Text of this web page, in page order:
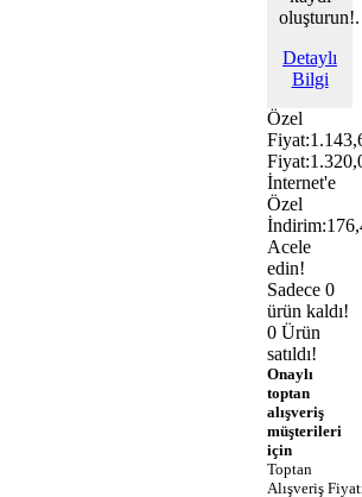
oluşturun!.
Detaylı
Bilgi
Özel
Fiyat:
Fiyat:
İnternet'e
Özel
İndirim:
Acele
edin!
Sadece 0
ürün kaldı!
0 Ürün
satıldı!
Onaylı
toptan
alışveriş
müşterileri
için
Toptan
Alışveriş